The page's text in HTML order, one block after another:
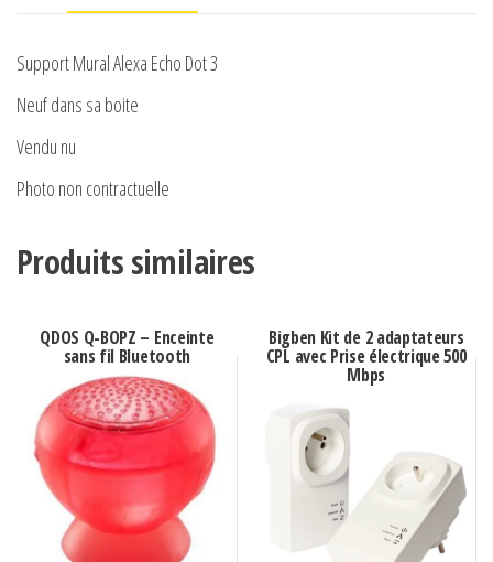
Support Mural Alexa Echo Dot 3
Neuf dans sa boite
Vendu nu
Photo non contractuelle
Produits similaires
QDOS Q-BOPZ – Enceinte
sans fil Bluetooth
Bigben Kit de 2 adaptateurs
CPL avec Prise électrique 500
Mbps